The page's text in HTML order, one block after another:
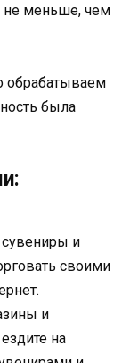
не меньше, чем
обрабатываем
была
сувениры и
своими
и
на